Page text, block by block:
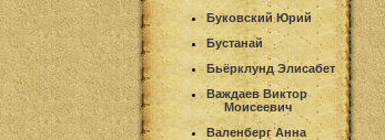
Буковский Юрий
Бустанай
Бьёрклунд Элисабет
Важдаев Виктор
Моисеевич
Валенберг Анна